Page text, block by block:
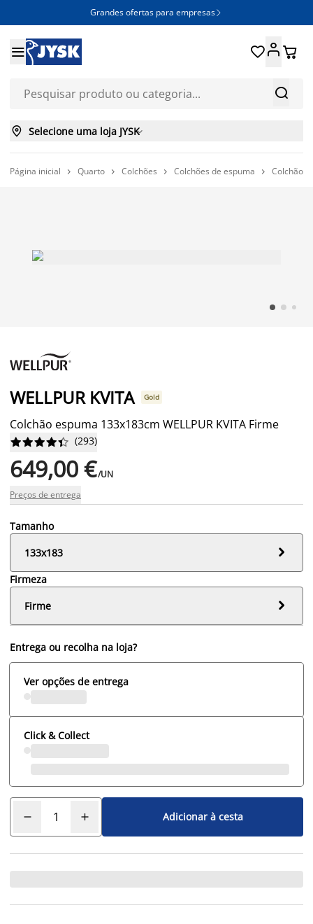
Grandes ofertas para empresas 


 
 Selecione uma loja JYSK
Página inicial  Quarto  Colchões  Colchões de espuma  Colchão
WELLPUR KVITA Gold
Colchão espuma 133x183cm WELLPUR KVITA Firme





 (293)
649,00 €/UN
Preços de entrega
Tamanho
133x183

Firmeza
Firme

Entrega ou recolha na loja?
Ver opções de entrega
Click & Collect
Adicionar à cesta